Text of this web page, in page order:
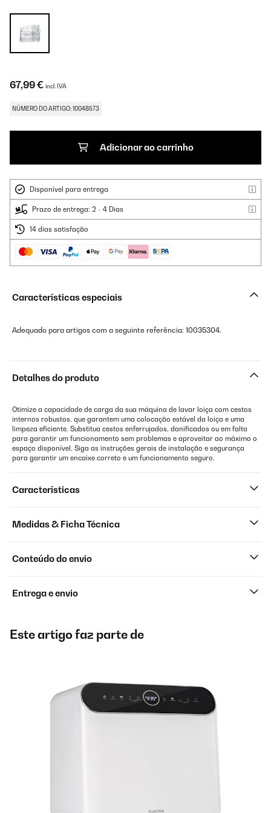
67,99 € incl. IVA
NÚMERO DO ARTIGO: 10048573
Adicionar ao carrinho
Disponível para entrega
Prazo de entrega: 2 - 4 Dias
14 dias satisfação
Características especiais
Adequado para artigos com a seguinte referência: 10035304.
Detalhes do produto
Otimize a capacidade de carga da sua máquina de lavar loiça com cestos
internos robustos, que garantem uma colocação estável da loiça e uma
limpeza eficiente. Substitua cestos enferrujados, danificados ou em falta
para garantir um funcionamento sem problemas e aproveitar ao máximo o
espaço disponível. Siga as instruções gerais de instalação e segurança
para garantir um encaixe correto e um funcionamento seguro.
Características
Medidas & Ficha Técnica
Conteúdo do envio
Entrega e envio
Este artigo faz parte de